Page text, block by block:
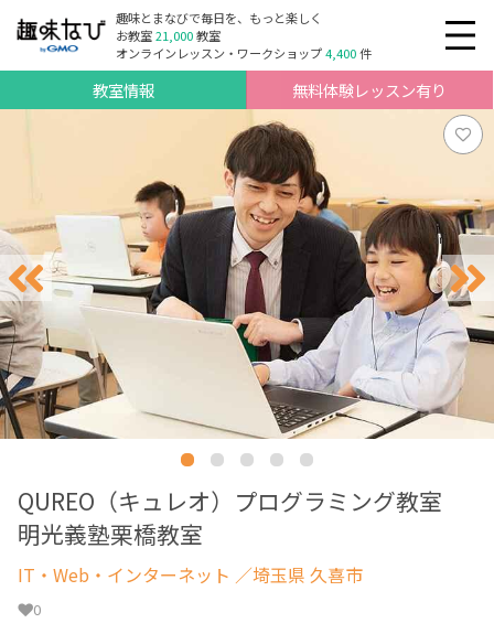
趣味とまなびで毎日を、もっと楽しく
お教室21,000教室
オンラインレッスン・ワークショップ4,400件
教室情報 無料体験レッスン有り
QUREO（キュレオ）プログラミング教室
明光義塾栗橋教室
IT・Web・インターネット ／埼玉県 久喜市
0